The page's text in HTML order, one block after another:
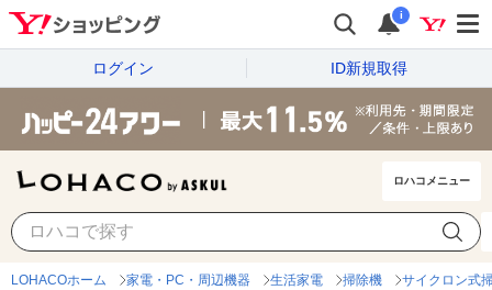
i
ログイン ID新規取得
ロハコメニュー
LOHACOホーム 家電・PC・周辺機器 生活家電 掃除機 サイクロン式